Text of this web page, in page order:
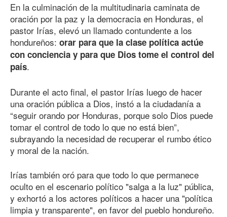
En la culminación de la multitudinaria caminata de
oración por la paz y la democracia en Honduras, el
pastor Irías, elevó un llamado contundente a los
hondureños: orar para que la clase política actúe
con conciencia y para que Dios tome el control del
país.
Durante el acto final, el pastor Irías luego de hacer
una oración pública a Dios, instó a la ciudadanía a
“seguir orando por Honduras, porque solo Dios puede
tomar el control de todo lo que no está bien”,
subrayando la necesidad de recuperar el rumbo ético
y moral de la nación.
Irías también oró para que todo lo que permanece
oculto en el escenario político "salga a la luz" pública,
y exhortó a los actores políticos a hacer una "política
limpia y transparente", en favor del pueblo hondureño.